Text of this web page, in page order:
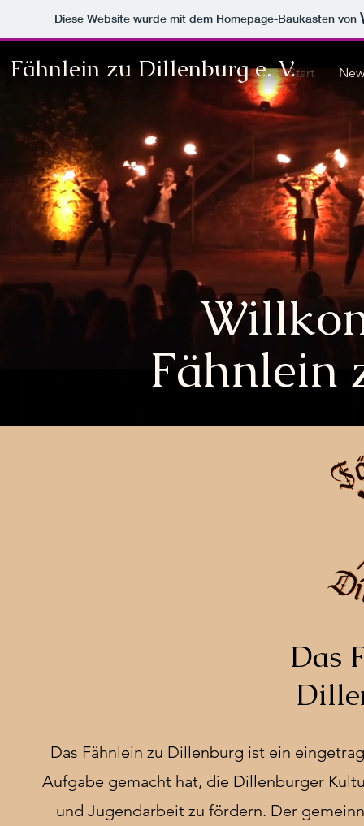
Diese Website wurde mit dem Homepage-Baukasten von
Fähnlein zu Dillenburg e. V.Start
Fähnlein
Das
Das Fähnlein zu Dillenburg ist ein
Aufgabe gemacht hat, die Dillenburger
und Jugendarbeit zu fördern. Der